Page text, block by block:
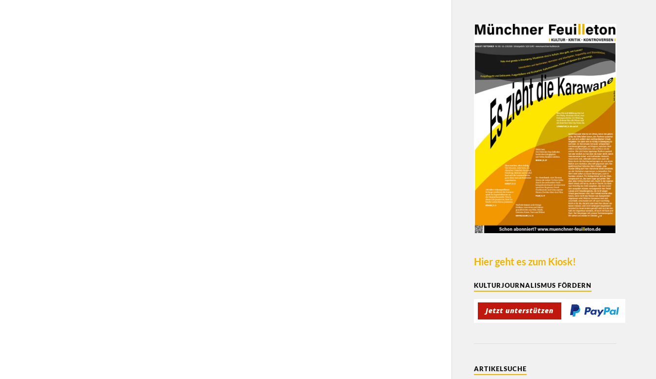
Hier geht es zum Kiosk!
KULTURJOURNALISMUS FÖRDERN
ARTIKELSUCHE